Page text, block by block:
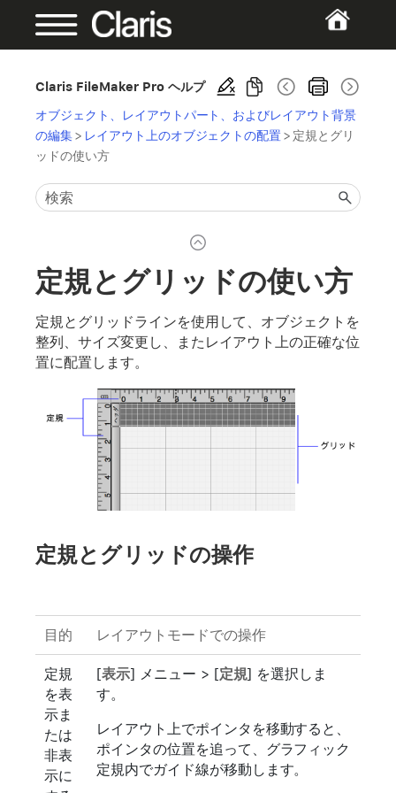
Claris FileMaker Pro ヘルプ
オブジェクト、レイアウトパート、およびレイアウト背景
の編集> レイアウト上のオブジェクトの配置> 定規とグリ
ッドの使い方
定規とグリッドの使い方
定規とグリッドラインを使用して、オブジェクトを
整列、サイズ変更し、またレイアウト上の正確な位
置に配置します。
定規とグリッドの操作
目的 レイアウトモードでの操作
定規
を表
示ま
たは
非表
示に
[表示] メニュー > [定規] を選択しま
す。
レイアウト上でポインタを移動すると、
ポインタの位置を追って、グラフィック
定規内でガイド線が移動します。